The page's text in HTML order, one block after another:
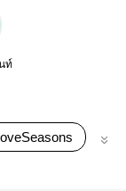
ท์
นิย